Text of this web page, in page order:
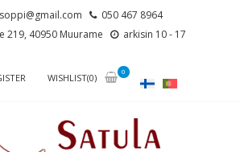
050 467 8964
219, 40950 Muurame
arkisin 10 - 17
WISHLIST(0)
0